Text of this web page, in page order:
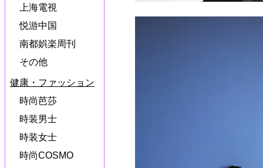
上海電視
悦游中国
南都娯楽周刊
その他
健康・ファッション
時尚芭莎
時装男士
時装女士
時尚COSMO